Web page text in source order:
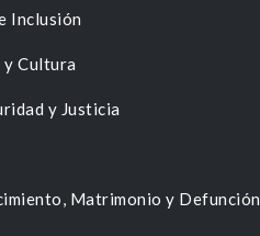
Inclusión
Cultura
y Justicia
Matrimonio y Defunción